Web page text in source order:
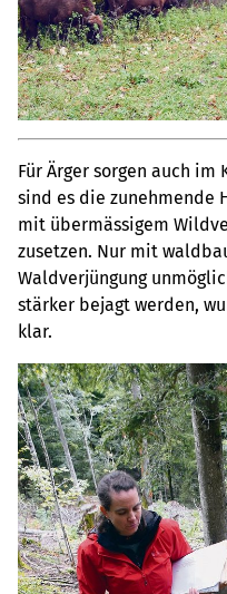
Für Ärger sorgen auch
sind es die zunehmende
mit übermässigem
zusetzen. Nur mit
Waldverjüngung
stärker bejagt werden,
klar.